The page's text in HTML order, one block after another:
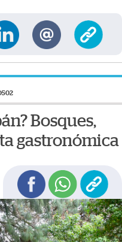
Bosques,
gastronómica